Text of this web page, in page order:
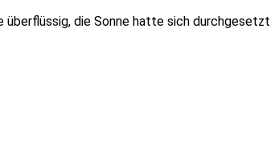
überflüssig, die Sonne hatte sich durchgesetzt